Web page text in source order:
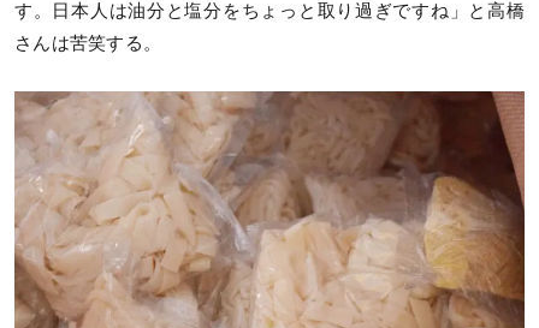
す。日本人は油分と塩分をちょっと取り過ぎですね」と高橋
さんは苦笑する。